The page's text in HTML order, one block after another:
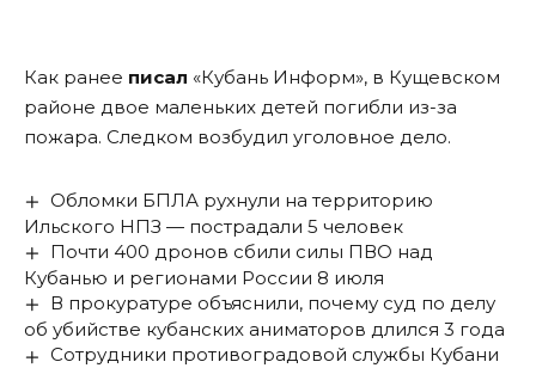
Как ранее писал «Кубань Информ», в Кущевском
районе двое маленьких детей погибли из-за
пожара. Следком возбудил уголовное дело.
Обломки БПЛА рухнули на территорию
Ильского НПЗ — пострадали 5 человек
Почти 400 дронов сбили силы ПВО над
Кубанью и регионами России 8 июля
В прокуратуре объяснили, почему суд по делу
об убийстве кубанских аниматоров длился 3 года
Сотрудники противоградовой службы Кубани